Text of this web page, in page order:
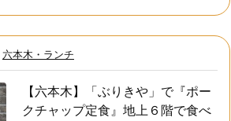
六本木・ランチ
【六本木】「ぶりきや」で『ポー
クチャップ定食』地上６階で食べ